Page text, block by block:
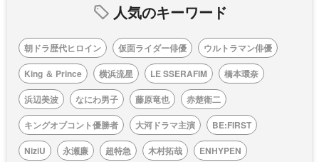
人気のキーワード
朝ドラ歴代ヒロイン 仮面ライダー俳優
ウルトラマン俳優
King ＆ Prince
横浜流星 LE SSERAFIM
橋本環奈
浜辺美波
なにわ男子 藤原竜也
赤楚衛二
キングオブコント優勝者
大河ドラマ主演
BE:FIRST
NiziU
永瀬廉 超特急 木村拓哉
ENHYPEN